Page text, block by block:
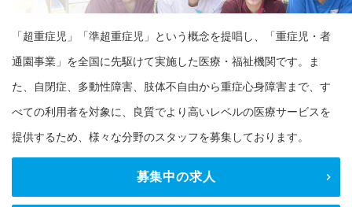
「超重症児」「準超重症児」という概念を提唱し、「重症児・者
通園事業」を全国に先駆けて実施した医療・福祉機関です。ま
た、自閉症、多動性障害、肢体不自由から重症心身障害まで、す
べての利用者を対象に、良質でより高いレベルの医療サービスを
提供するため、様々な分野のスタッフを募集しております。
募集中の求人